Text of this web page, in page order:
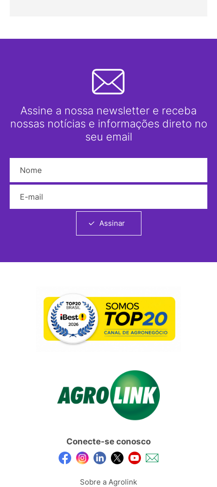
Assine a nossa newsletter e receba
nossas notícias e informações direto no
seu email
Assinar
Conecte-se conosco
Sobre a Agrolink